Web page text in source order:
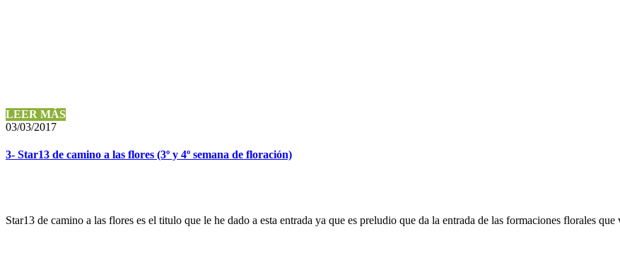
LEER MÁS
03/03/2017
3- Star13 de camino a las flores (3º y 4º semana de floración)
Star13 de camino a las flores es el titulo que le he dado a esta entrada ya que es preludio que da la entrada de las formaciones florales